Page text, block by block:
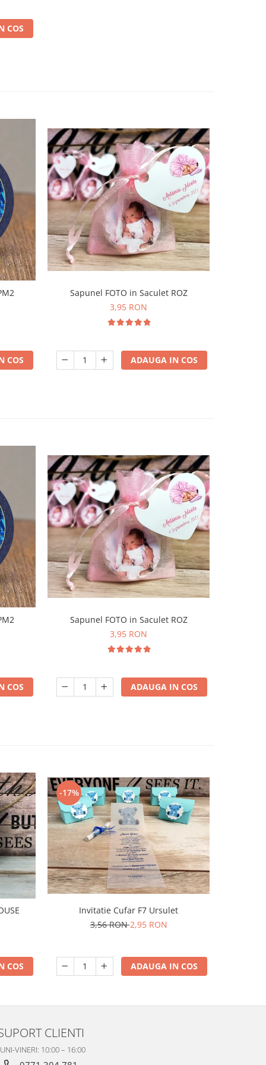
COS
COS
Sapunel FOTO in Saculet ROZ
3,95 RON
ADAUGA IN COS
COS
Sapunel FOTO in Saculet ROZ
3,95 RON
ADAUGA IN COS
COS
-17%
Invitatie Cufar F7 Ursulet
3,56 RON2,95 RON
ADAUGA IN COS
CLIENTI
VINERI: 10:00 – 16:00